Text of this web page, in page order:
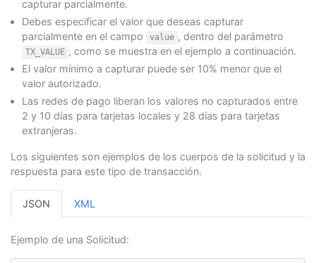
capturar parcialmente.
Debes especificar el valor que deseas capturar
parcialmente en el campo
value , dentro del parámetro
TX_VALUE , como se muestra en el ejemplo a continuación.
El valor mínimo a capturar puede ser 10% menor que el
valor autorizado.
Las redes de pago liberan los valores no capturados entre
2 y 10 días para tarjetas locales y 28 días para tarjetas
extranjeras.
Los siguientes son ejemplos de los cuerpos de la solicitud y la
respuesta para este tipo de transacción.
JSON XML
Ejemplo de una Solicitud: